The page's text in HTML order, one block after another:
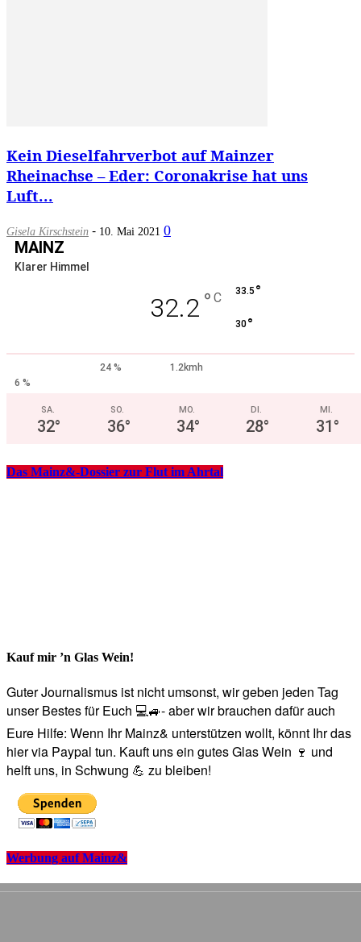
Kein Dieselfahrverbot auf Mainzer
Rheinachse – Eder: Coronakrise hat uns
Luft...
Gisela Kirschstein - 10. Mai 2021 0
MAINZ
Klarer Himmel
32.2 ° C 33.5 °
30°
24 %
1.2kmh
6 %
SA.
32°
SO.
36°
MO.
34°
DI.
28°
MI.
31°
Das Mainz&-Dossier zur Flut im Ahrtal
Kauf mir ’n Glas Wein!
Guter Journalismus ist nicht umsonst, wir geben jeden Tag
unser Bestes für Euch 💻🚙- aber wir brauchen dafür auch
Eure Hilfe: Wenn Ihr Mainz& unterstützen wollt, könnt Ihr das
hier via Paypal tun. Kauft uns ein gutes Glas Wein 🍷 und
helft uns, in Schwung 💪 zu bleiben!
Werbung auf Mainz&